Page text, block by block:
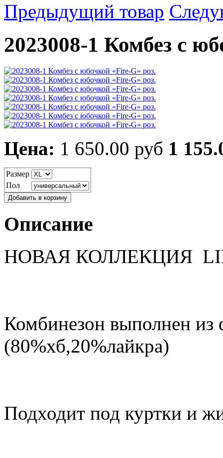
Предыдущий товар
2023008-1 Комбез с
Цена: 1 650.00 руб 1
Размер
Пол
Описание
НОВАЯ КОЛЛЕКЦИЯ
Комбинезон выполнен из
(80%хб,20%лайкра)
Подходит под куртки и